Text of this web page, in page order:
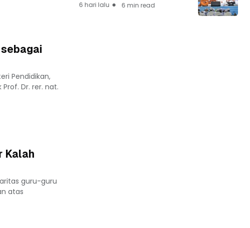
Pendidikan,
Dr. rer. nat.
Kalah
guru-guru
atas
6 hari lalu 6 min read